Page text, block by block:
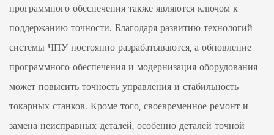
программного обеспечения также являются ключом к
поддержанию точности. Благодаря развитию технологий
системы ЧПУ постоянно разрабатываются, а обновление
программного обеспечения и модернизация оборудования
может повысить точность управления и стабильность
токарных станков. Кроме того, своевременное ремонт и
замена неисправных деталей, особенно деталей точной